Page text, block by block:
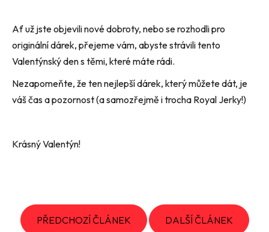
Ať už jste objevili nové dobroty, nebo se rozhodli pro
originální dárek, přejeme vám, abyste strávili tento
Valentýnský den s těmi, které máte rádi.
Nezapomeňte, že ten nejlepší dárek, který můžete dát, je
váš čas a pozornost (a samozřejmě i trocha Royal Jerky!)
Krásný Valentýn!
PŘEDCHOZÍ ČLÁNEK DALŠÍ ČLÁNEK